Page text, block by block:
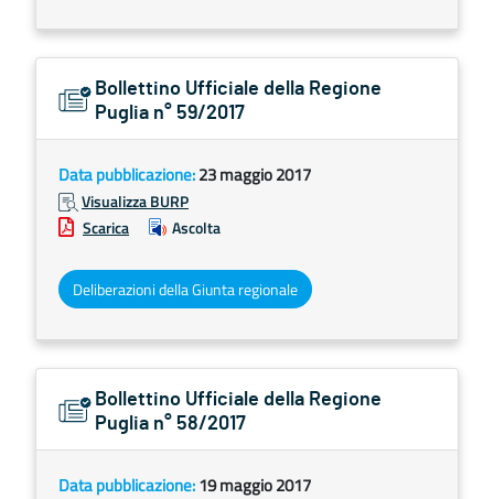
Bollettino Ufficiale della Regione
Puglia n° 59/2017
Data pubblicazione:23 maggio 2017
Visualizza BURP
Scarica
Ascolta
Deliberazioni della Giunta regionale
Bollettino Ufficiale della Regione
Puglia n° 58/2017
Data pubblicazione:19 maggio 2017